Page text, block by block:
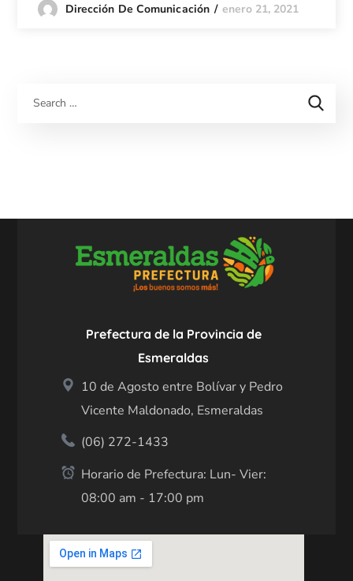
Dirección De Comunicación enero 21, 2021
Prefectura de la Provincia de
Esmeraldas
10 de Agosto entre Bolívar y Pedro
Vicente Maldonado, Esmeraldas
(06) 272-1433
Horario de Prefectura: Lun- Vier:
08:00 am - 17:00 pm